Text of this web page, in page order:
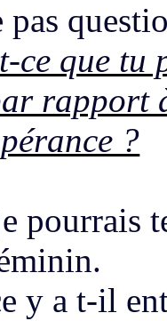
ce que tu
rapport
?
pourrais
y a t-il